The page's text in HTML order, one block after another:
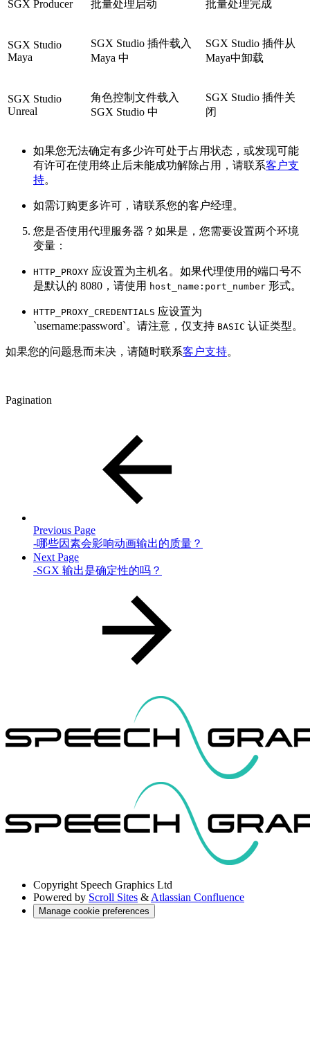
SGX Producer 批量处理启动 批量处理完成
SGX Studio
Maya
SGX Studio 插件载入
Maya 中
SGX Studio 插件从
Maya中卸载
SGX Studio
Unreal
角色控制文件载入
SGX Studio 中
SGX Studio 插件关
闭
如果您无法确定有多少许可处于占用状态，或发现可能
有许可在使用终止后未能成功解除占用，请联系客户支
持。
如需订购更多许可，请联系您的客户经理。
您是否使用代理服务器？如果是，您需要设置两个环境
变量：
HTTP_PROXY 应设置为主机名。如果代理使用的端口号不
是默认的 8080，请使用 host_name:port_number 形式。
HTTP_PROXY_CREDENTIALS 应设置为
`username:password`。请注意，仅支持 BASIC 认证类型。
如果您的问题悬而未决，请随时联系客户支持。
Pagination
Previous Page
-哪些因素会影响动画输出的质量？
Next Page
-SGX 输出是确定性的吗？
Copyright Speech Graphics Ltd
Powered by Scroll Sites & Atlassian Confluence
Manage cookie preferences